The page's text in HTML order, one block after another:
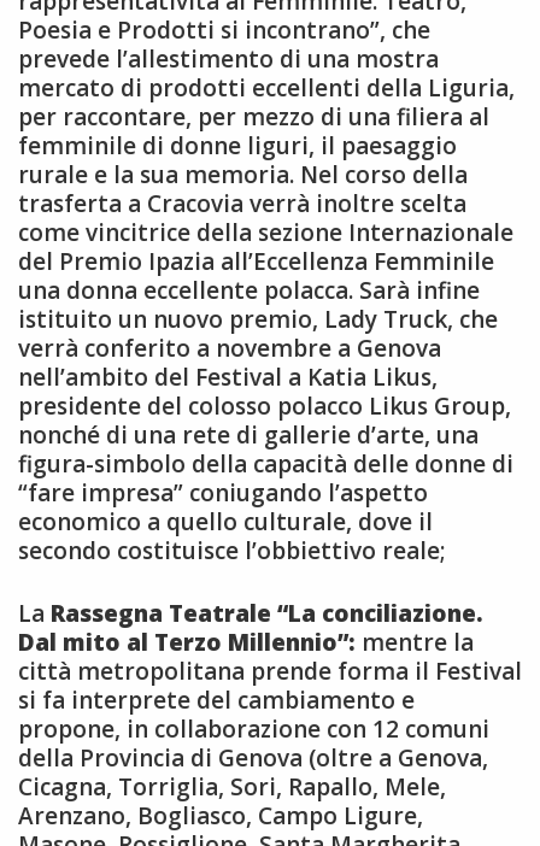
Poesia e Prodotti si incontrano”, che
prevede l’allestimento di una mostra
mercato di prodotti eccellenti della Liguria,
per raccontare, per mezzo di una filiera al
femminile di donne liguri, il paesaggio
rurale e la sua memoria. Nel corso della
trasferta a Cracovia verrà inoltre scelta
come vincitrice della sezione Internazionale
del Premio Ipazia all’Eccellenza Femminile
una donna eccellente polacca. Sarà infine
istituito un nuovo premio, Lady Truck, che
verrà conferito a novembre a Genova
nell’ambito del Festival a Katia Likus,
presidente del colosso polacco Likus Group,
nonché di una rete di gallerie d’arte, una
figura-simbolo della capacità delle donne di
“fare impresa” coniugando l’aspetto
economico a quello culturale, dove il
secondo costituisce l’obbiettivo reale;
La Rassegna Teatrale “La conciliazione.
Dal mito al Terzo Millennio”: mentre la
città metropolitana prende forma il Festival
si fa interprete del cambiamento e
propone, in collaborazione con 12 comuni
della Provincia di Genova (oltre a Genova,
Cicagna, Torriglia, Sori, Rapallo, Mele,
Arenzano, Bogliasco, Campo Ligure,